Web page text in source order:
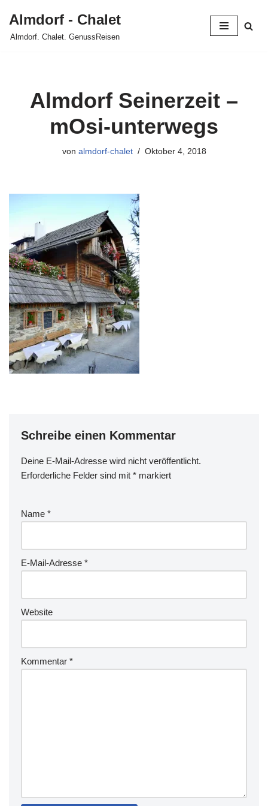
Zum
Almdorf - Chalet
Almdorf. Chalet. GenussReisen
Almdorf Seinerzeit –
mOsi-unterwegs
von almdorf-chalet Oktober 4, 2018
Schreibe einen Kommentar
Deine E-Mail-Adresse wird nicht veröffentlicht.
Erforderliche Felder sind mit * markiert
Name *
E-Mail-Adresse *
Website
Kommentar *